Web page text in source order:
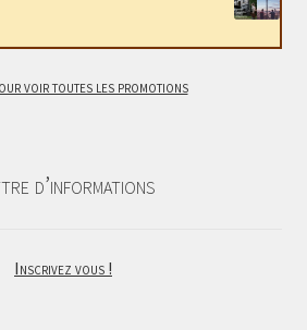
voir toutes les promotions
d’informations
Inscrivez vous !